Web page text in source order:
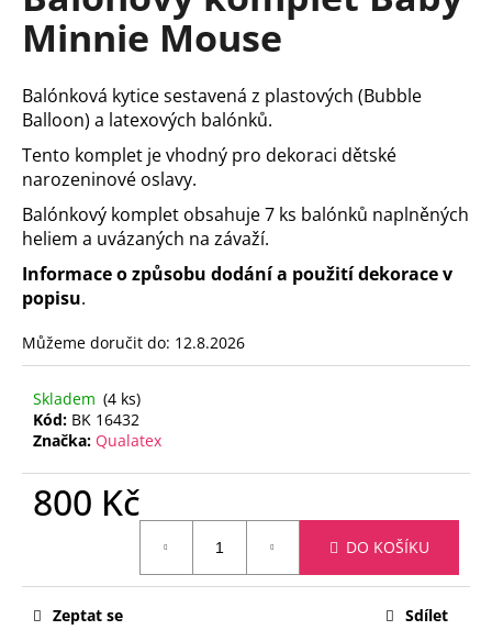
0,0
hvězdiček.
Minnie Mouse
Balónková kytice sestavená z plastových (Bubble
Balloon) a latexových balónků.
Tento komplet je vhodný pro dekoraci dětské
narozeninové oslavy.
Balónkový komplet obsahuje 7 ks balónků naplněných
heliem a uvázaných na závaží.
Informace o způsobu dodání a použití dekorace v
popisu.
Můžeme doručit do: 12.8.2026
Skladem (4 ks)
Kód: BK 16432
Značka: Qualatex
800 Kč
DO KOŠÍKU
Zeptat se Sdílet
a
j
í
t
?
HLEDAT
D
o
p
o
u
u
m
e